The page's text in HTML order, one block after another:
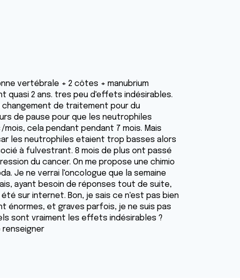
vertébrale + 2 côtes + manubrium
quasi 2 ans. tres peu d'effets indésirables.
de traitement pour du
de pause pour que les neutrophiles
cela pendant pendant 7 mois. Mais
les neutrophiles etaient trop basses alors
à fulvestrant. 8 mois de plus ont passé
du cancer. On me propose une chimio
Je ne verrai l'oncologue que la semaine
ayant besoin de réponses tout de suite,
sur internet. Bon, je sais ce n'est pas bien
énormes, et graves parfois, je ne suis pas
sont vraiment les effets indésirables ?
renseigner